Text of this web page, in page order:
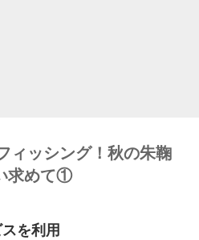
ィッシング！秋の朱鞠
求めて①
を利用